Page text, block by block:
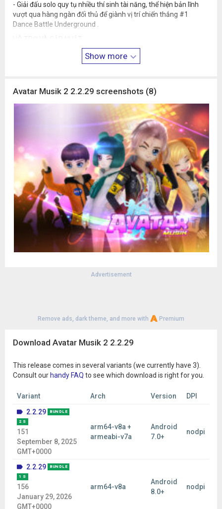
- Giải đấu solo quy tụ nhiều thí sinh tài năng, thể hiện bản lĩnh
vượt qua hàng ngàn đối thủ để giành vị trí chiến thắng #1
Dance Battle Underground .
FANPAGE : facebook.com/am.teamobi
WEBSITE : avatarmusik.vnShow more
Avatar Musik 2 2.2.29 screenshots (8)
Advertisement
Remove ads, dark theme, and more with Premium
Download Avatar Musik 2 2.2.29
This release comes in several variants (we currently have 3).
Consult our handy FAQ to see which download is right for you.
Variant Arch Version
DPI
2.2.29
BUNDLE
2 S
151
September 8, 2025
GMT+0000
arm64-v8a +
armeabi-v7a
Android
7.0+
nodpi
2.2.29 BUNDLE
1 S
156
January 29, 2026
GMT+0000
arm64-v8a
Android
8.0+
nodpi